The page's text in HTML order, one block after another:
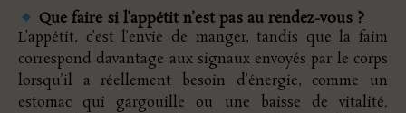
Que faire si l’appétit n’est pas au rendez-vous ?
L’appétit, c’est l’envie de manger, tandis que la faim
correspond davantage aux signaux envoyés par le corps
lorsqu’il a réellement besoin d’énergie, comme un
estomac qui gargouille ou une baisse de vitalité.